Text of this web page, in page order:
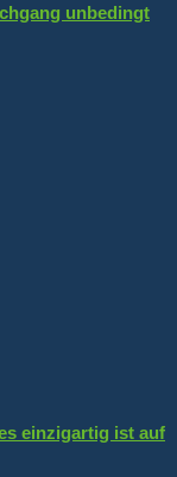
unbedingt
einzigartig ist auf